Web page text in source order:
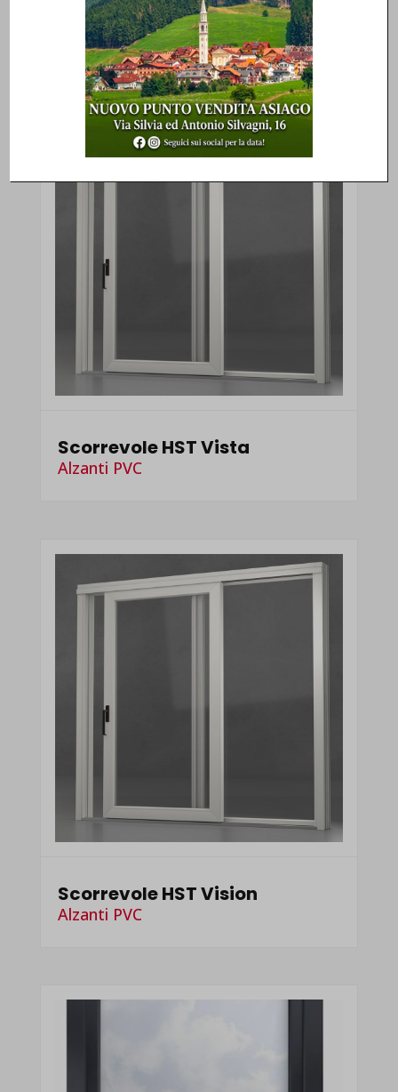
Prodotti correlati
Scorrevole HST Vista
Alzanti PVC
Scorrevole HST Vision
Alzanti PVC